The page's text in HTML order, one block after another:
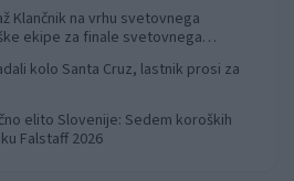
Klančnik na vrhu svetovnega
ekipe za finale svetovnega
kolo Santa Cruz, lastnik prosi za
elito Slovenije: Sedem koroških
Falstaff 2026